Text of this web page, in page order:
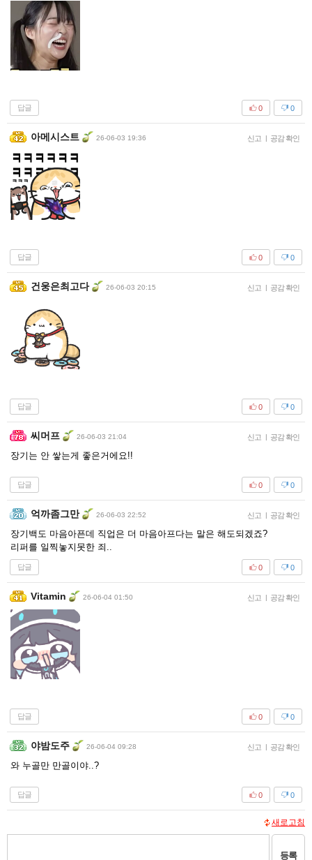
답글 0
0
아메시스트 26-06-03 19:36 신고 | 공감 확인
답글 0
0
건웅은최고다 26-06-03 20:15 신고 | 공감 확인
답글 0
0
씨머프 26-06-03 21:04 신고 | 공감 확인
장기는 안 쌓는게 좋은거에요!!
답글 0
0
억까좀그만 26-06-03 22:52 신고 | 공감 확인
장기백도 마음아픈데 직업은 더 마음아프다는 말은 해도되겠죠?
리퍼를 일찍놓지못한 죄..
답글 0
0
Vitamin 26-06-04 01:50 신고 | 공감 확인
답글 0
0
야밤도주 26-06-04 09:28 신고 | 공감 확인
와 누골만 만골이야..?
답글 0
0
새로고침
등록